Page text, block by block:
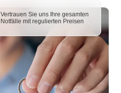
Vertrauen Sie uns Ihre gesamten
Notfälle mit regulierten Preisen